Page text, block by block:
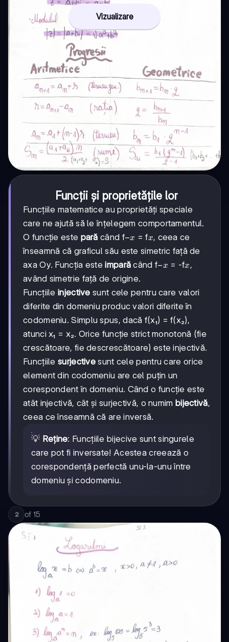
Vizualizare
Funcții și proprietățile lor
Funcțiile matematice au proprietăți speciale
care ne ajută să le înțelegem comportamentul.
O funcție este pară când f-
x
−x = fx
x, ceea ce
înseamnă că graficul său este simetric față de
axa Oy. Funcția esteimpară când f-
−x = -fx
x,
având simetrie față de origine.
Funcțiile injective sunt cele pentru care valori
diferite din domeniu produc valori diferite în
codomeniu. Simplu spus, dacă f(x₁) = f(x₂),
atunci x₁ = x₂. Orice funcție strict monotonă (fie
crescătoare, fie descrescătoare) este injectivă.
Funcțiile surjective sunt cele pentru care orice
element din codomeniu are cel puțin un
corespondent în domeniu. Când o funcție este
atât injectivă, cât și surjectivă, o numim bijectivă,
ceea ce înseamnă că are inversă.
💡 Reține: Funcțiile bijecive sunt singurele
care pot fi inversate! Acestea creează o
corespondență perfectă unu-la-unu între
domeniu și codomeniu.
2 of 15